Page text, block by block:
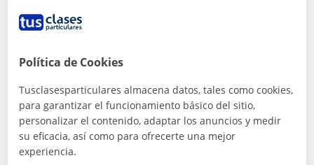
15€/h 1ª clase gratis
Stéphane Fabrice
★ 5,0 (7 valoraciones)
Madrid (Ciudad), Aranjuez, On...
Política de Cookies
Tusclasesparticulares almacena datos, tales como cookies,
para garantizar el funcionamiento básico del sitio,
personalizar el contenido, adaptar los anuncios y medir
su eficacia, así como para ofrecerte una mejor
experiencia.